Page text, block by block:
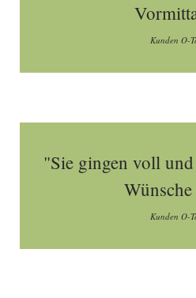
Kunden O-
"Sie gingen voll
Kunden O-